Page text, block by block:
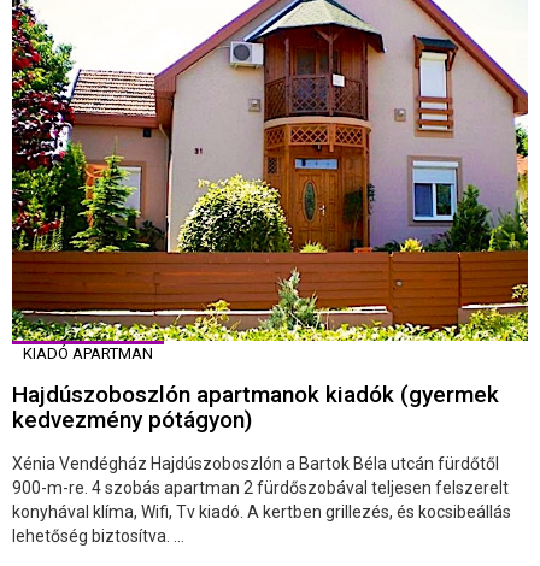
KIADÓ APARTMAN
Hajdúszoboszlón apartmanok kiadók (gyermek
kedvezmény pótágyon)
Xénia Vendégház Hajdúszoboszlón a Bartok Béla utcán fürdőtől
900-m-re. 4 szobás apartman 2 fürdőszobával teljesen felszerelt
konyhával klíma, Wifi, Tv kiadó. A kertben grillezés, és kocsibeállás
lehetőség biztosítva. ...